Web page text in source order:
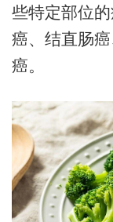
些特定部位
癌、结直肠
癌。